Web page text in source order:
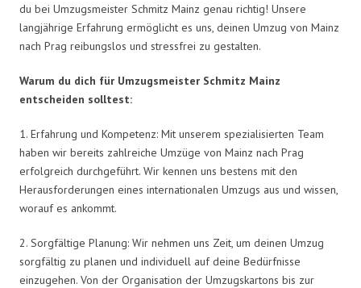
du bei Umzugsmeister Schmitz Mainz genau richtig! Unsere
langjährige Erfahrung ermöglicht es uns, deinen Umzug von Mainz
nach Prag reibungslos und stressfrei zu gestalten.
Warum du dich für Umzugsmeister Schmitz Mainz
entscheiden solltest:
1. Erfahrung und Kompetenz: Mit unserem spezialisierten Team
haben wir bereits zahlreiche Umzüge von Mainz nach Prag
erfolgreich durchgeführt. Wir kennen uns bestens mit den
Herausforderungen eines internationalen Umzugs aus und wissen,
worauf es ankommt.
2. Sorgfältige Planung: Wir nehmen uns Zeit, um deinen Umzug
sorgfältig zu planen und individuell auf deine Bedürfnisse
einzugehen. Von der Organisation der Umzugskartons bis zur